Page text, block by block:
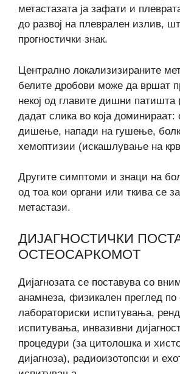
метастазата ја зафати и
до развој на плеврален излив,
прогностички знак.
Централно локализизираните
белите дробови може да вршат
некој од главите дишни
дадат слика во која доминираат:
дишење, напади на гушење,
хемоптизии (искашлување на
Другите симптоми и знаци на
од тоа кои органи или ткива се
метастази.
ДИЈАГНОСТИЧКИ
ОСТЕОСАРКОМОТ
Дијагнозата се поставува со
анамнеза, физикален преглед по
лабораториски испитувања,
испитувања, инвазивни
процедури (за цитолошка и
дијагноза), радиоизотопски и